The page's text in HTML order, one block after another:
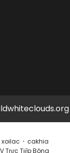
xoilac • cakhia
Trực Tiếp Bóng